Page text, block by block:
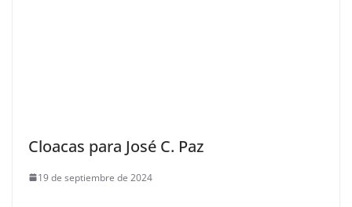
Cloacas para José C. Paz
19 de septiembre de 2024